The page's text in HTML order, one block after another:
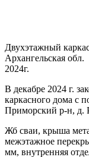
Двухэтажный
Архангельская обл.
2024г.
В декабре 2024 г.
каркасного дома с
Приморский р-н, д.
Жб сваи, крыша
межэтажное
мм, внутренняя